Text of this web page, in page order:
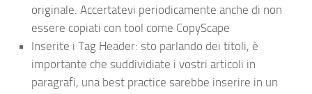
originale. Accertatevi periodicamente anche di non
essere copiati con tool come CopyScape
Inserite i Tag Header: sto parlando dei titoli, è
importante che suddividiate i vostri articoli in
paragrafi, una best practice sarebbe inserire in un